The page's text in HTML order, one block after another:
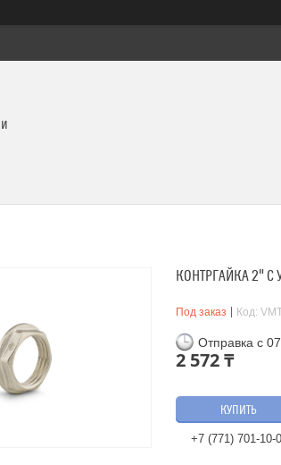
КОНТРГАЙКА 2" С
Под заказ Код:
Отправка с
2 572 ₸
КУПИТЬ
+7 (771) 701-10-